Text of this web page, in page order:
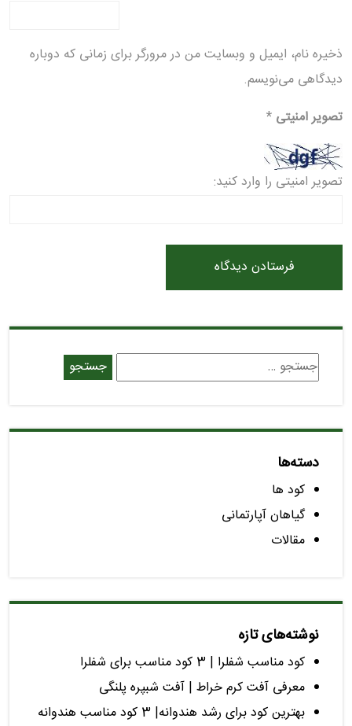
ذخیره نام، ایمیل و وبسایت من در مرورگر برای زمانی که دوباره
دیدگاهی می‌نویسم.
تصویر امنیتی *
تصویر امنیتی را وارد کنید:
دسته‌ها
کود ها
گیاهان آپارتمانی
مقالات
نوشته‌های تازه
کود مناسب شفلرا | 3 کود مناسب برای شفلرا
معرفی آفت کرم خراط | آفت شبپره پلنگی
بهترین کود برای رشد هندوانه| 3 کود مناسب هندوانه